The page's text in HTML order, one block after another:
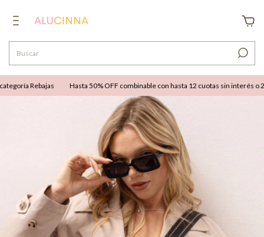
Rebajas Hasta 50% OFF combinable con hasta 12 cuotas sin interés o